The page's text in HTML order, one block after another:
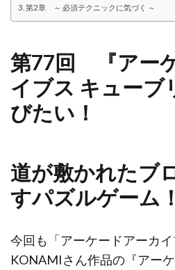
第2章 ～ 必須テクニックに気づく ～
第77回 『アー
イブス キューブ
びたい！
道が敷かれたブ
すパズルゲーム！
今回も「アーケードアーカ
KONAMIさん作品の『アー